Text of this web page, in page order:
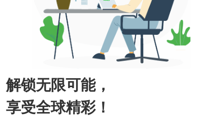
解锁无限可能，
享受全球精彩！